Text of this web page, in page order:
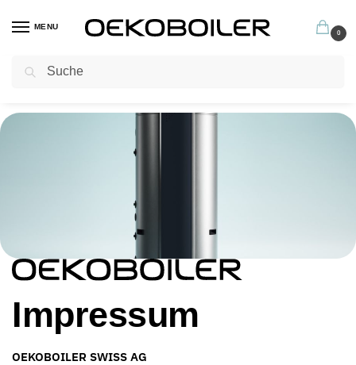
MENU
0
Profitieren Sie jetzt von unseren hervorragenden Garantiebedingungen
Impressum
OEKOBOILER SWISS AG